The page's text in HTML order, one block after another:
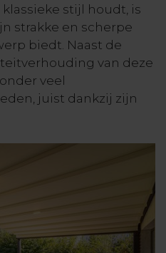
stijl houdt, is
strakke en scherpe
biedt. Naast de
van deze
veel
juist dankzij zijn